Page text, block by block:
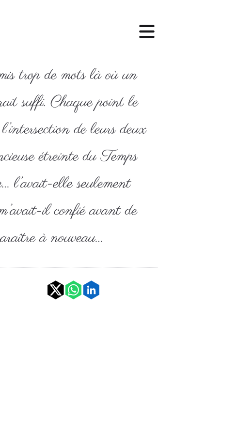
trop de mots là où un
suffi. Chaque point le
de leurs deux
étreinte du Temps
l’avait-elle seulement
il confié avant de
à nouveau…